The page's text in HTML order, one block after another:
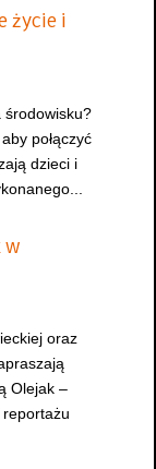
życie i
środowisku?
połączyć
dzieci i
w
oraz
Olejak –